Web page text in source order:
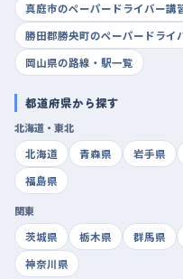
真庭市のペーパードライバー講
勝田郡勝央町のペーパードライ
岡山県の路線・駅一覧
都道府県から探す
北海道・東北
北海道
青森県 岩手県
福島県
関東
茨城県
栃木県 群馬県
神奈川県